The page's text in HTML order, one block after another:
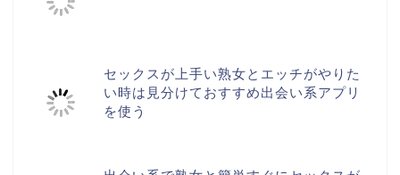
セックスが上手い熟女とエッチがやりた
い時は見分けておすすめ出会い系アプリ
を使う